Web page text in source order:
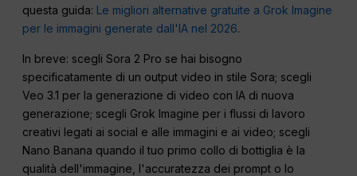
questa guida: Le migliori alternative gratuite a Grok Imagine
per le immagini generate dall'IA nel 2026.
In breve: scegli Sora 2 Pro se hai bisogno
specificatamente di un output video in stile Sora; scegli
Veo 3.1 per la generazione di video con IA di nuova
generazione; scegli Grok Imagine per i flussi di lavoro
creativi legati ai social e alle immagini e ai video; scegli
Nano Banana quando il tuo primo collo di bottiglia è la
qualità dell'immagine, l'accuratezza dei prompt o lo